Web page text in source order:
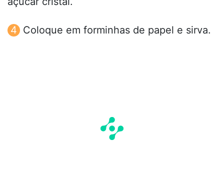
Coloque em forminhas de papel e sirva.